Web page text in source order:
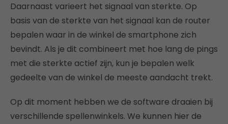
Daarnaast varieert het signaal van sterkte. Op
basis van de sterkte van het signaal kan de router
bepalen waar in de winkel de smartphone zich
bevindt. Als je dit combineert met hoe lang de pings
met die sterkte actief zijn, kun je bepalen welk
gedeelte van de winkel de meeste aandacht trekt.
Op dit moment hebben we de software draaien bij
verschillende spellenwinkels. We kunnen hier de